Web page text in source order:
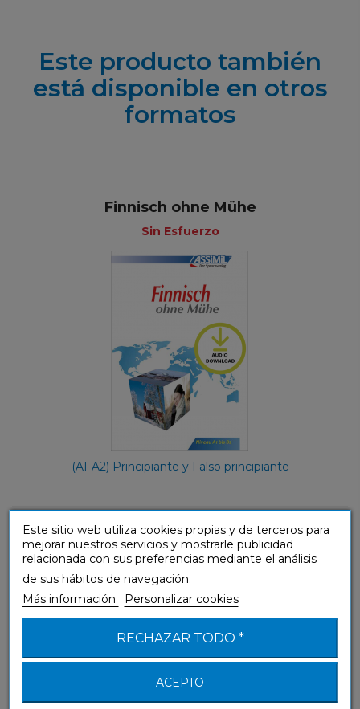
Este producto también
está disponible en otros
formatos
Finnisch ohne Mühe
Sin Esfuerzo
(A1-A2) Principiante y Falso principiante
Estos productos también
pueden interesarte
Suomea vaivatta (mp3 descargable
Este sitio web utiliza cookies propias y de terceros para
mejorar nuestros servicios y mostrarle publicidad
relacionada con sus preferencias mediante el análisis
de sus hábitos de navegación.
Más información
Personalizar cookies
RECHAZAR TODO *
ACEPTO